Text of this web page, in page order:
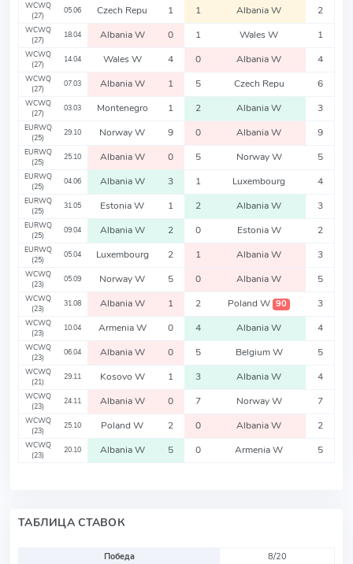
WCWQ
(27)
05.06 Czech Repu 1 1 Albania W 2
WCWQ
(27)
18.04 Albania W 0 1 Wales W 1
WCWQ
(27)
14.04 Wales W 4 0 Albania W 4
WCWQ
(27)
07.03 Albania W 1 5 Czech Repu 6
WCWQ
(27)
03.03 Montenegro 1 2 Albania W 3
EURWQ
(25)
29.10 Norway W 9 0 Albania W 9
EURWQ
(25)
25.10 Albania W 0 5 Norway W 5
EURWQ
(25)
04.06 Albania W 3 1 Luxembourg 4
EURWQ
(25)
31.05 Estonia W 1 2 Albania W 3
EURWQ
(25)
09.04 Albania W 2 0 Estonia W 2
EURWQ
(25)
05.04 Luxembourg 2 1 Albania W 3
WCWQ
(23)
05.09 Norway W 5 0 Albania W 5
WCWQ
(23)
31.08 Albania W 1 2 Poland W 90 3
WCWQ
(23)
10.04 Armenia W 0 4 Albania W 4
WCWQ
(23)
06.04 Albania W 0 5 Belgium W 5
WCWQ
(21)
29.11 Kosovo W 1 3 Albania W 4
WCWQ
(23)
24.11 Albania W 0 7 Norway W 7
WCWQ
(23)
25.10 Poland W 2 0 Albania W 2
WCWQ
(23)
20.10 Albania W 5 0 Armenia W 5
ТАБЛИЦА СТАВОК
Победа
8/20